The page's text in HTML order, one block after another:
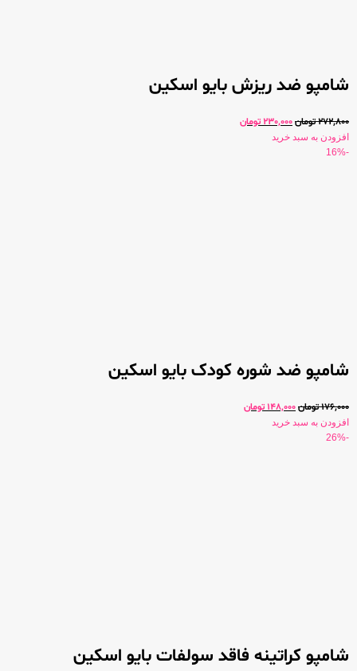
شامپو ضد ریزش بایو اسکین
272,800تومان230,000 تومان
افزودن به سبد خرید
-16%
شامپو ضد شوره کودک بایو اسکین
176,000تومان148,000 تومان
افزودن به سبد خرید
-26%
شامپو کراتینه فاقد سولفات بایو اسکین